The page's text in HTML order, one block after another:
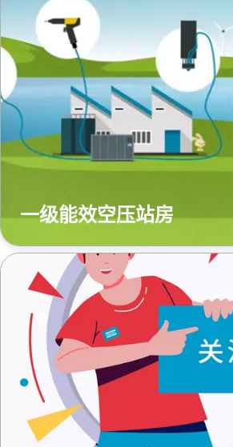
您需要了解的一切关于气力输
了解如何创建效率更高的气力输送流程
了解详情
一级能效空压站房